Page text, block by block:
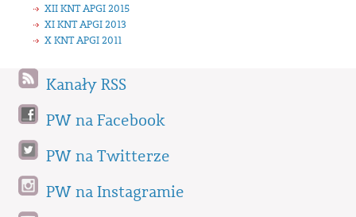
XII KNT APGI 2015
XI KNT APGI 2013
X KNT APGI 2011
Kanały RSS
PW na Facebook
PW na Twitterze
PW na Instagramie